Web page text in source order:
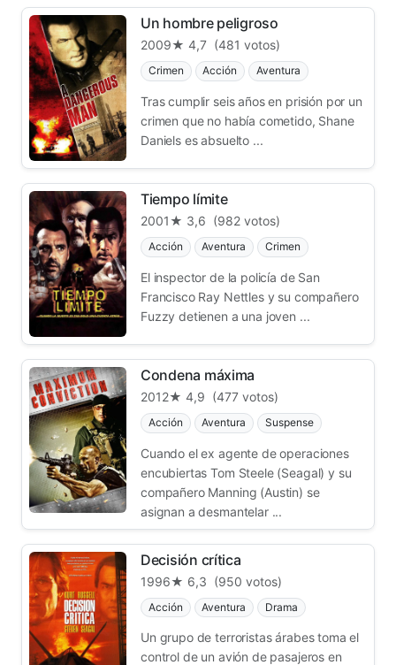
Un hombre peligroso
2009★ 4,7 (481 votos)
Crimen Acción Aventura
Tras cumplir seis años en prisión por un
crimen que no había cometido, Shane
Daniels es absuelto ...
Tiempo límite
2001★ 3,6 (982 votos)
Acción Aventura Crimen
El inspector de la policía de San
Francisco Ray Nettles y su compañero
Fuzzy detienen a una joven ...
Condena máxima
2012★ 4,9 (477 votos)
Acción Aventura Suspense
Cuando el ex agente de operaciones
encubiertas Tom Steele (Seagal) y su
compañero Manning (Austin) se
asignan a desmantelar ...
Decisión crítica
1996★ 6,3 (950 votos)
Acción Aventura Drama
Un grupo de terroristas árabes toma el
control de un avión de pasajeros en